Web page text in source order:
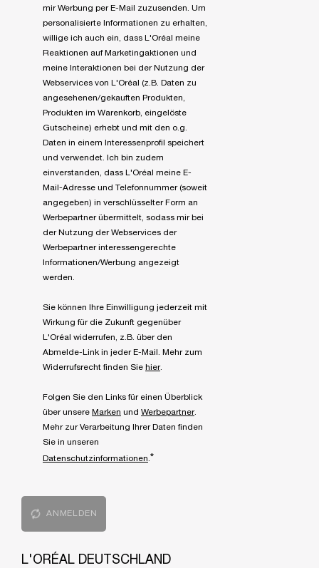
mir Werbung per E-Mail zuzusenden. Um
personalisierte Informationen zu erhalten,
willige ich auch ein, dass L'Oréal meine
Reaktionen auf Marketingaktionen und
meine Interaktionen bei der Nutzung der
Webservices von L'Oréal (z.B. Daten zu
angesehenen/gekauften Produkten,
Produkten im Warenkorb, eingelöste
Gutscheine) erhebt und mit den o.g.
Daten in einem Interessenprofil speichert
und verwendet. Ich bin zudem
einverstanden, dass L'Oréal meine E-
Mail-Adresse und Telefonnummer (soweit
angegeben) in verschlüsselter Form an
Werbepartner übermittelt, sodass mir bei
der Nutzung der Webservices der
Werbepartner interessengerechte
Informationen/Werbung angezeigt
werden.
Sie können Ihre Einwilligung jederzeit mit
Wirkung für die Zukunft gegenüber
L'Oréal widerrufen, z.B. über den
Abmelde-Link in jeder E-Mail. Mehr zum
Widerrufsrecht finden Sie hier.
Folgen Sie den Links für einen Überblick
über unsere Marken und Werbepartner.
Mehr zur Verarbeitung Ihrer Daten finden
Sie in unseren
Datenschutzinformationen.*
ANMELDEN
L'ORÉAL DEUTSCHLAND